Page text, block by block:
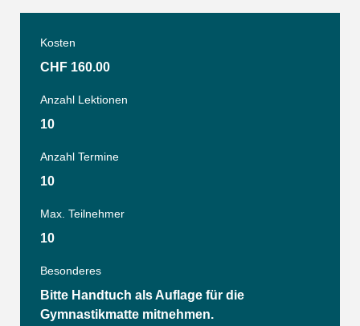
Kosten
CHF 160.00
Anzahl Lektionen
10
Anzahl Termine
10
Max. Teilnehmer
10
Besonderes
Bitte Handtuch als Auflage für die
Gymnastikmatte mitnehmen.